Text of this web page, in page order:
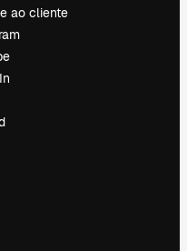
ao cliente